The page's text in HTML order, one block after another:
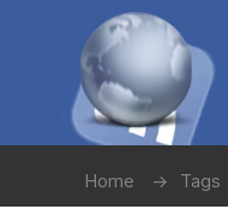
Home Tags